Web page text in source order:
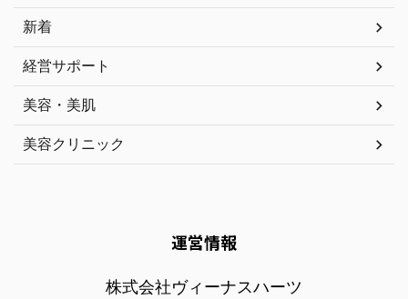
新着
経営サポート
美容・美肌
美容クリニック
運営情報
株式会社ヴィーナスハーツ